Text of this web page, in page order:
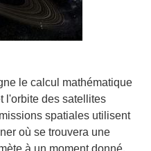
le calcul mathématique
l'orbite des satellites
spatiales utilisent
où se trouvera une
à un moment donné.